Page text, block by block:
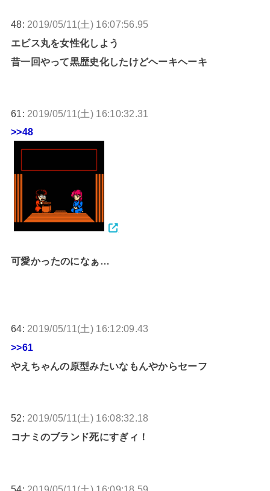
48: 2019/05/11(土) 16:07:56.95
エビス丸を女性化しよう
昔一回やって黒歴史化したけどヘーキヘーキ
61: 2019/05/11(土) 16:10:32.31
>>48
可愛かったのになぁ…
64: 2019/05/11(土) 16:12:09.43
>>61
やえちゃんの原型みたいなもんやからセーフ
52: 2019/05/11(土) 16:08:32.18
コナミのブランド死にすぎィ！